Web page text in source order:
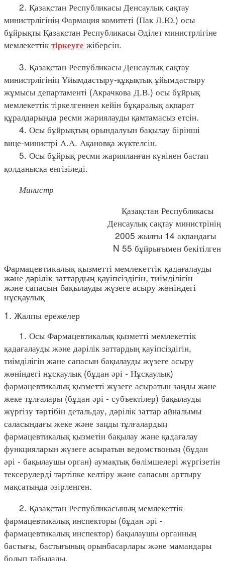
2. Қазақстан Республикасы Денсаулық сақтау
министрлігінің Фармация комитеті (Пак Л.Ю.) осы
бұйрықты Қазақстан Республикасы Әділет министрлігіне
мемлекеттік тіркеуге жіберсін.
3. Қазақстан Республикасы Денсаулық сақтау
министрлігінің Ұйымдастыру-құқықтық ұйымдастыру
жұмысы департаменті (Акрачкова Д.В.) осы бұйрық
мемлекеттік тіркелгеннен кейін бұқаралық ақпарат
құралдарында ресми жариялауды қамтамасыз етсін.
4. Осы бұйрықтың орындалуын бақылау бірінші
вице-министрі А.А. Ақановқа жүктелсін.
5. Осы бұйрық ресми жарияланған күнінен бастап
қолданысқа енгізіледі.
Министр
Қазақстан Республикасы
Денсаулық сақтау министрінің
2005 жылғы 14 ақпандағы
N 55 бұйрығымен бекітілген
Фармацевтикалық қызметті мемлекеттік қадағалауды
және дәрілік заттардың қауіпсіздігін, тиімділігін
және сапасын бақылауды жүзеге асыру жөніндегі
нұсқаулық
1. Жалпы ережелер
1. Осы Фармацевтикалық қызметті мемлекеттік
қадағалауды және дәрілік заттардың қауіпсіздігін,
тиімділігін және сапасын бақылауды жүзеге асыру
жөніндегі нұсқаулық (бұдан әрі - Нұсқаулық)
фармацевтикалық қызметті жүзеге асыратын заңды және
жеке тұлғалары (бұдан әрі - субъектілер) бақылауды
жүргізу тәртібін детальдау, дәрілік заттар айналымы
саласындағы жеке және заңды тұлғалардың
фармацевтикалық қызметін бақылау және қадағалау
функцияларын жүзеге асыратын ведомствоның (бұдан
әрі - бақылаушы орган) аумақтық бөлімшелері жүргізетін
тексерулерді тәртіпке келтіру және сапасын арттыру
мақсатында әзірленген.
2. Қазақстан Республикасының мемлекеттік
фармацевтикалық инспекторы (бұдан әрі -
фармацевтикалық инспектор) бақылаушы органның
бастығы, бастығының орынбасарлары және мамандары
болып табылады.